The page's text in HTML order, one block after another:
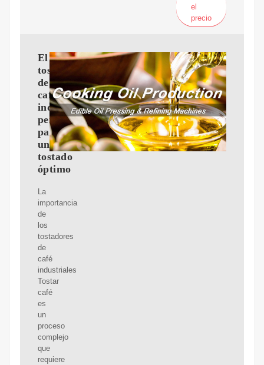
el
precio
El
tostador
de
café
industrial
perfecto
para
un
tostado
óptimo
La
importancia
de
los
tostadores
de
café
industriales
Tostar
café
es
un
proceso
complejo
que
requiere